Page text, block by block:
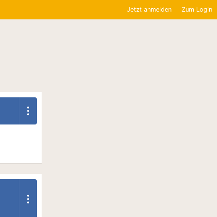
Jetzt anmelden Zum Login